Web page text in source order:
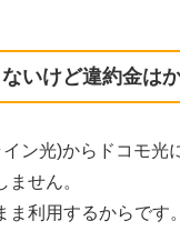
いけど違約金は
ン光)からドコモ光
せん。
利用するからです。